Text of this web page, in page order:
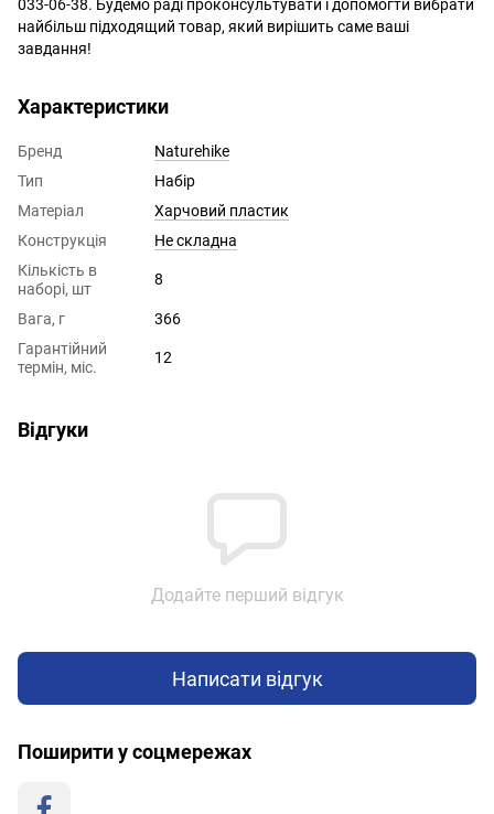
033-06-38. Будемо раді проконсультувати і допомогти вибрати
найбільш підходящий товар, який вирішить саме ваші
завдання!
Характеристики
Бренд
Naturehike
Тип
Набір
Матеріал
Харчовий пластик
Конструкція
Не складна
Кількість в
наборі, шт
8
Вага, г
366
Гарантійний
термін, міс.
12
Відгуки
Додайте перший відгук
Написати відгук
Поширити у соцмережах